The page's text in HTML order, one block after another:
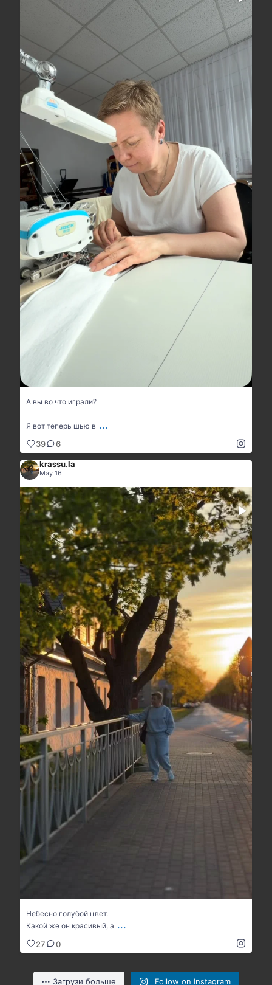
А вы во что играли?
Я вот теперь шью в
6
А вы во что играли?
Я вот теперь шью в ...
39 6
krassu.la
May 16
Небесно голубой цвет.
Какой же он красивый, а
...
27 0
Небесно голубой цвет.
Какой же он красивый, а ...
27 0
Загрузи больше Follow on Instagram